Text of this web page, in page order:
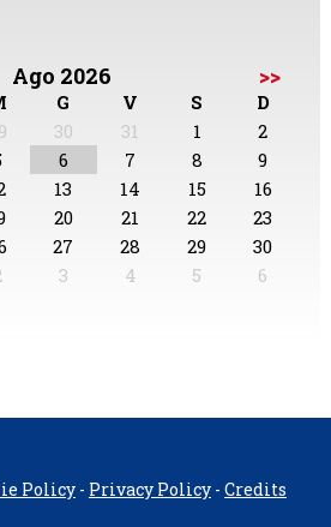
Ago 2026 >>
G V S
D
30 31 1
2
6 7 8
9
13 14 15
16
20 21 22
23
27 28 29
30
3 4 5 6
Policy- Privacy Policy- Credits